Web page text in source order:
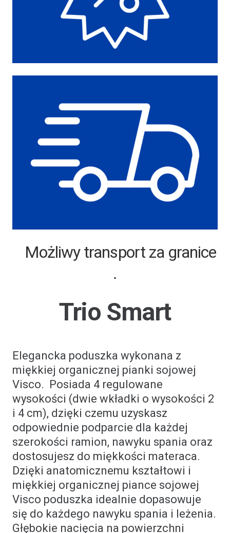
Możliwy transport za granice
.
Trio Smart
Elegancka poduszka wykonana z
miękkiej organicznej pianki sojowej
Visco. Posiada 4 regulowane
wysokości (dwie wkładki o wysokości 2
i 4 cm), dzięki czemu uzyskasz
odpowiednie podparcie dla każdej
szerokości ramion, nawyku spania oraz
dostosujesz do miękkości materaca.
Dzięki anatomicznemu kształtowi i
miękkiej organicznej piance sojowej
Visco poduszka idealnie dopasowuje
się do każdego nawyku spania i leżenia.
Głębokie nacięcia na powierzchni